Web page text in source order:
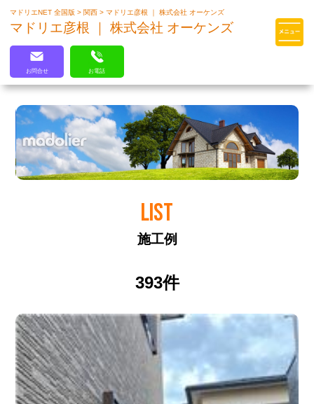
マドリエはLIXILの厳しい基準を
クリアした住まいのプロ集団です
マドリエNET 全国版> 関西>マドリエ彦根 ｜ 株式会社 オーケンズ
マドリエ彦根 ｜ 株式会社 オーケンズ
お問合せ お電話
LIST
施工例
393件